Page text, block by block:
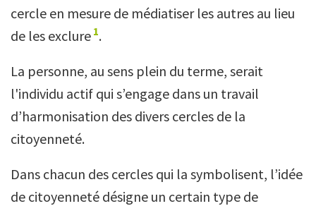
cercle en mesure de médiatiser les autres au lieu
de les exclure 1.
La personne, au sens plein du terme, serait
l'individu actif qui s’engage dans un travail
d’harmonisation des divers cercles de la
citoyenneté.
Dans chacun des cercles qui la symbolisent, l’idée
de citoyenneté désigne un certain type de